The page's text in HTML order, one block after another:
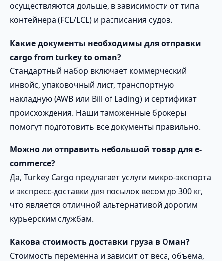
осуществляются дольше, в зависимости от типа
контейнера (FCL/LCL) и расписания судов.
Какие документы необходимы для отправки
cargo from turkey to oman?
Стандартный набор включает коммерческий
инвойс, упаковочный лист, транспортную
накладную (AWB или Bill of Lading) и сертификат
происхождения. Наши таможенные брокеры
помогут подготовить все документы правильно.
Можно ли отправить небольшой товар для e-
commerce?
Да, Turkey Cargo предлагает услуги микро-экспорта
и экспресс-доставки для посылок весом до 300 кг,
что является отличной альтернативой дорогим
курьерским службам.
Какова стоимость доставки груза в Оман?
Стоимость переменна и зависит от веса, объема,